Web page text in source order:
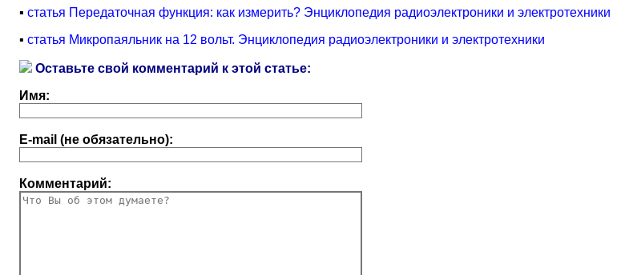
▪ статья Передаточная функция: как измерить? Энциклопедия радиоэлектроники и электротехники
▪ статья Микропаяльник на 12 вольт. Энциклопедия радиоэлектроники и электротехники
Оставьте свой комментарий к этой статье:
Имя:
E-mail (не обязательно):
Комментарий: